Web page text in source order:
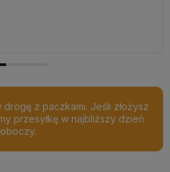
z paczkami. Jeśli złożysz
przesyłkę w najbliższy dzień